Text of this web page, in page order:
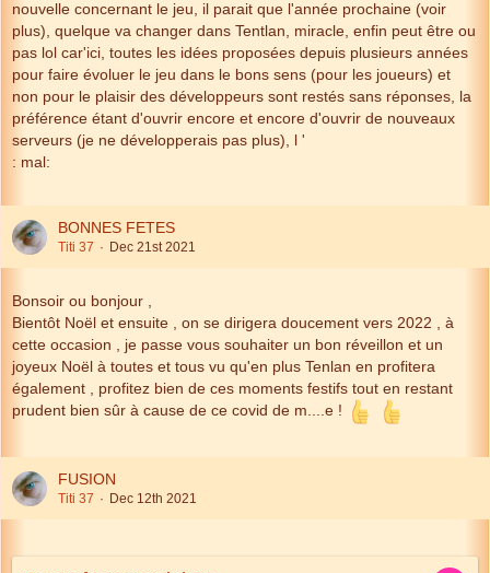
nouvelle concernant le jeu, il parait que l'année prochaine (voir
plus), quelque va changer dans Tentlan, miracle, enfin peut être ou
pas lol car'ici, toutes les idées proposées depuis plusieurs années
pour faire évoluer le jeu dans le bons sens (pour les joueurs) et
non pour le plaisir des développeurs sont restés sans réponses, la
préférence étant d'ouvrir encore et encore d'ouvrir de nouveaux
serveurs (je ne développerais pas plus), l '
: mal:
BONNES FETES
Titi 37 Dec 21st 2021
Bonsoir ou bonjour ,
Bientôt Noël et ensuite , on se dirigera doucement vers 2022 , à
cette occasion , je passe vous souhaiter un bon réveillon et un
joyeux Noël à toutes et tous vu qu'en plus Tenlan en profitera
également , profitez bien de ces moments festifs tout en restant
prudent bien sûr à cause de ce covid de m....e !
FUSION
Titi 37 Dec 12th 2021